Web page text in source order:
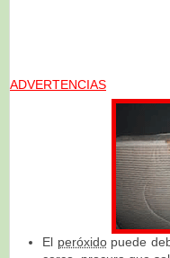
ADVERTENCIAS
El peróxidopuede